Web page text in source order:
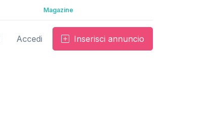
Magazine
Accedi Inserisci annuncio